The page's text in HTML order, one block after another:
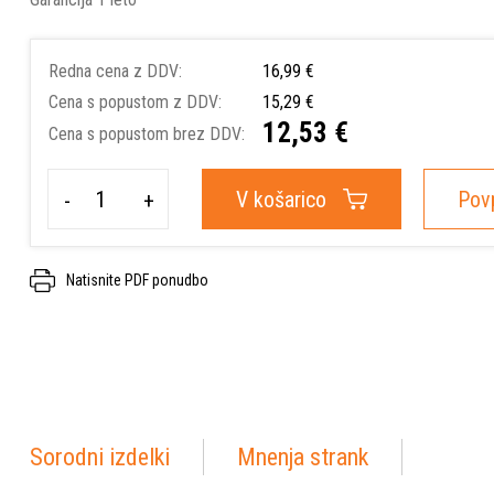
Redna cena z DDV:
16,99 €
Cena s popustom z DDV:
15,29 €
Cena s popustom brez DDV:
12,53 €
- + V košarico
Natisnite PDF ponudbo
Sorodni izdelki Mnenja strank